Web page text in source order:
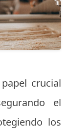
crucial
el
los